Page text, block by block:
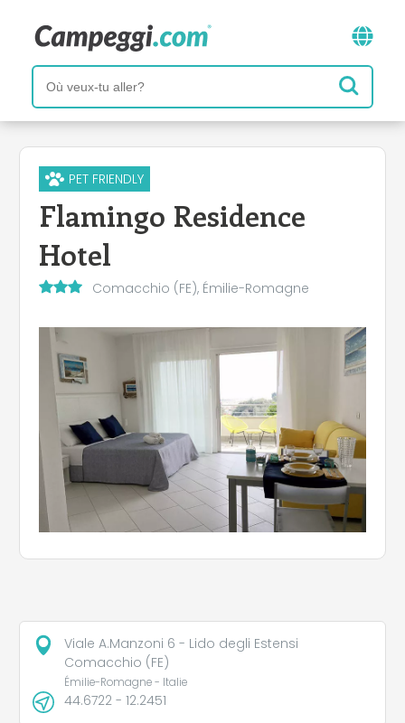
PET FRIENDLY
Flamingo Residence
Hotel
Comacchio (FE), Émilie-Romagne
Viale A.Manzoni 6 - Lido degli Estensi
Comacchio (FE)
Émilie-Romagne - Italie
44.6722 - 12.2451